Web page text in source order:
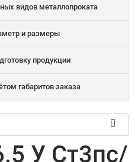
видов металлопроката
и размеры
продукции
габаритов заказа
У Ст3пс/